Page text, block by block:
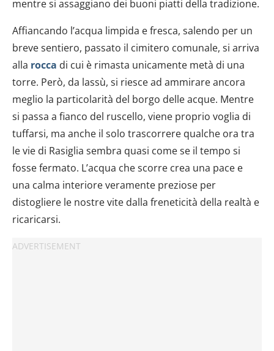
mentre si assaggiano dei buoni piatti della tradizione.
Affiancando l’acqua limpida e fresca, salendo per un
breve sentiero, passato il cimitero comunale, si arriva
alla rocca di cui è rimasta unicamente metà di una
torre. Però, da lassù, si riesce ad ammirare ancora
meglio la particolarità del borgo delle acque. Mentre
si passa a fianco del ruscello, viene proprio voglia di
tuffarsi, ma anche il solo trascorrere qualche ora tra
le vie di Rasiglia sembra quasi come se il tempo si
fosse fermato. L’acqua che scorre crea una pace e
una calma interiore veramente preziose per
distogliere le nostre vite dalla freneticità della realtà e
ricaricarsi.